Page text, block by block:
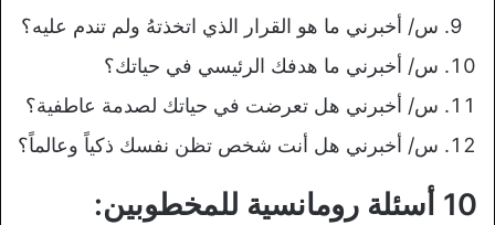
س/ أخبرني ما هو القرار الذي اتخذتهُ ولم تندم عليه؟
س/ أخبرني ما هدفك الرئيسي في حياتك؟
س/ أخبرني هل تعرضت في حياتك لصدمة عاطفية؟
س/ أخبرني هل أنت شخص تظن نفسك ذكياً وعالماً؟
10 أسئلة رومانسية للمخطوبين: